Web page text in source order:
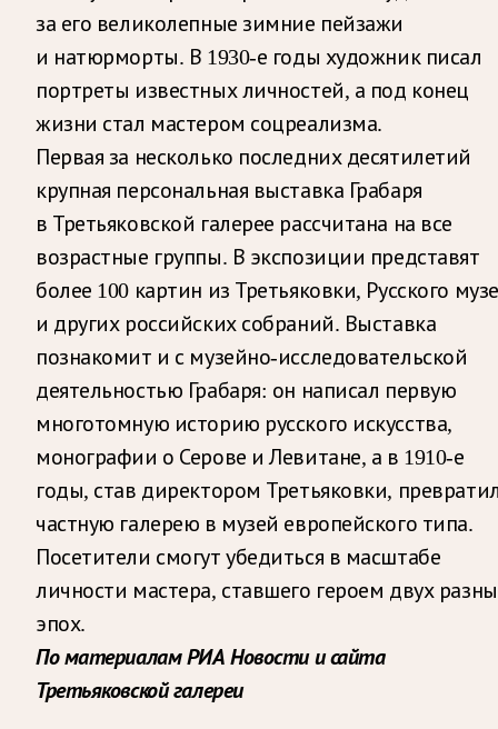
за его великолепные зимние пейзажи
и натюрморты. В 1930-е годы художник писал
портреты известных личностей, а под конец
жизни стал мастером соцреализма.
Первая за несколько последних десятилетий
крупная персональная выставка Грабаря
в Третьяковской галерее рассчитана на все
возрастные группы. В экспозиции представят
более 100 картин из Третьяковки, Русского
и других российских собраний. Выставка
познакомит и с музейно-исследовательской
деятельностью Грабаря: он написал первую
многотомную историю русского искусства,
монографии о Серове и Левитане, а в 1910-е
годы, став директором Третьяковки,
частную галерею в музей европейского типа.
Посетители смогут убедиться в масштабе
личности мастера, ставшего героем двух
эпох.
По материалам РИА Новости и сайта
Третьяковской галереи